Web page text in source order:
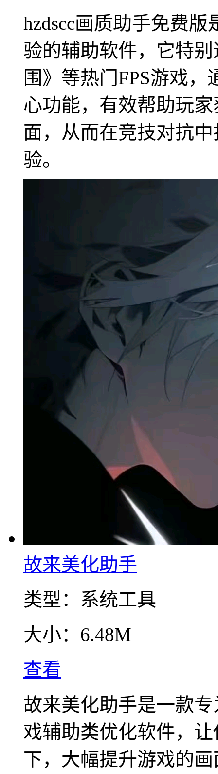
hzdscc画质助手免费
验的辅助软件，它特
围》等热门FPS游戏
心功能，有效帮助玩
面，从而在竞技对抗
验。
故来美化助手
类型： 系统工具
大小： 6.48M
查看
故来美化助手是一款
戏辅助类优化软件，
下，大幅提升游戏的